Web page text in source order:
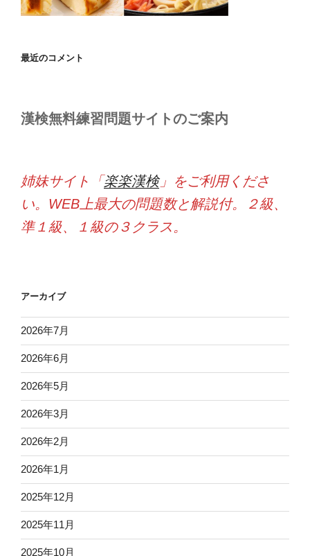
最近のコメント
漢検無料練習問題サイトのご案内
姉妹サイト「楽楽漢検」をご利用くださ
い。WEB上最大の問題数と解説付。２級、
準１級、１級の３クラス。
アーカイブ
2026年7月
2026年6月
2026年5月
2026年3月
2026年2月
2026年1月
2025年12月
2025年11月
2025年10月